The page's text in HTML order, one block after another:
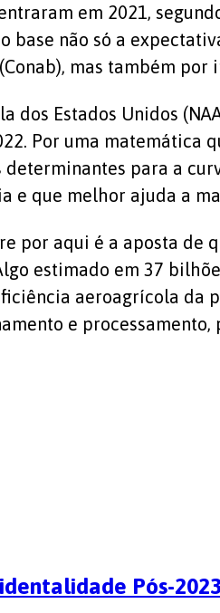
em 2021,
base não só a
mas também
dos Estados Unidos
Por uma
para a
e que melhor ajuda a
por aqui é a aposta
estimado em 37
aeroagrícola
e processamento,
Pós-2023